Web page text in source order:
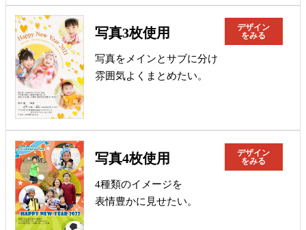
写真3枚使用
デザイン
をみる
写真をメインとサブに分け
雰囲気よくまとめたい。
写真4枚使用
デザイン
をみる
4種類のイメージを
表情豊かに見せたい。